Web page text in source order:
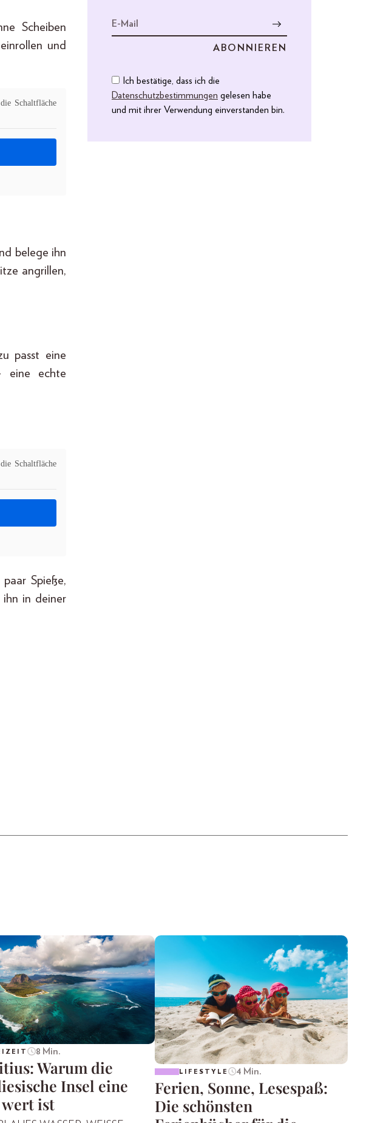
Scheiben
und
Schaltfläche
belege ihn
angrillen,
passt eine
eine echte
Schaltfläche
Spieße,
ihn in deiner
Ich bestätige, dass ich die
Datenschutzbestimmungen gelesen habe
und mit ihrer Verwendung einverstanden bin.
8 Min.
Warum die
Insel eine
wert ist
LIFESTYLE 4 Min.
Ferien, Sonne, Lesespaß:
Die schönsten